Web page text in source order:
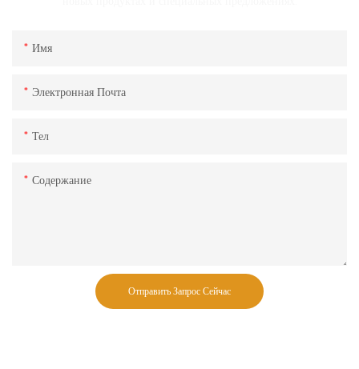
Имя
Электронная Почта
Тел
Содержание
Отправить Запрос Сейчас